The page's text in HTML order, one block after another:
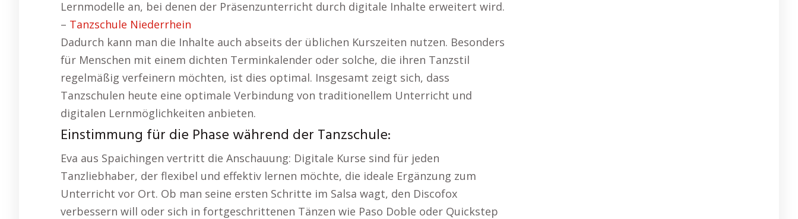
Lernmodelle an, bei denen der Präsenzunterricht durch digitale Inhalte erweitert wird.
– Tanzschule Niederrhein
Dadurch kann man die Inhalte auch abseits der üblichen Kurszeiten nutzen. Besonders
für Menschen mit einem dichten Terminkalender oder solche, die ihren Tanzstil
regelmäßig verfeinern möchten, ist dies optimal. Insgesamt zeigt sich, dass
Tanzschulen heute eine optimale Verbindung von traditionellem Unterricht und
digitalen Lernmöglichkeiten anbieten.
Einstimmung für die Phase während der Tanzschule:
Eva aus Spaichingen vertritt die Anschauung: Digitale Kurse sind für jeden
Tanzliebhaber, der flexibel und effektiv lernen möchte, die ideale Ergänzung zum
Unterricht vor Ort. Ob man seine ersten Schritte im Salsa wagt, den Discofox
verbessern will oder sich in fortgeschrittenen Tänzen wie Paso Doble oder Quickstep